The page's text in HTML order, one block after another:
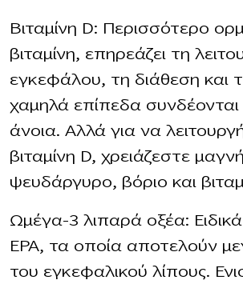
Βιταμίνη D: Περισσότερο
βιταμίνη, επηρεάζει τη
εγκεφάλου, τη διάθεση και
χαμηλά επίπεδα συνδέονται
άνοια. Αλλά για να
βιταμίνη D, χρειάζεστε
ψευδάργυρο, βόριο και
Ωμέγα-3 λιπαρά οξέα: Ειδικά
EPA, τα οποία αποτελούν
του εγκεφαλικού λίπους.